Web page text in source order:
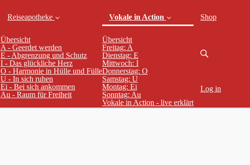
Reiseapotheke
Übersicht
A - Geerdet werden
E - Abgrenzung und Schutz
I - Das glückliche Herz
O - Harmonie in Hülle und Fülle
U - In sich ruhen
Ei - Bei sich ankommen
Au - Raum für Freiheit
Vokale in Action
Übersicht
Freitag: A
Dienstag: E
Mittwoch: I
Donnerstag: O
Samstag: U
Montag: Ei
Sonntag: Au
Vokale in Action - live erklärt(current)
Shop
Log in